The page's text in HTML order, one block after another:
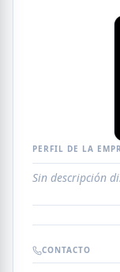
PERFIL DE LA
Sin descripción
CONTACTO